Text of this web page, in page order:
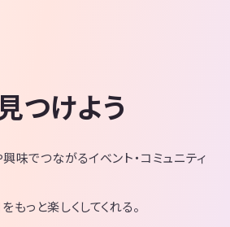
つけよう
味でつながるイベント・コミュニティ
もっと楽しくしてくれる。